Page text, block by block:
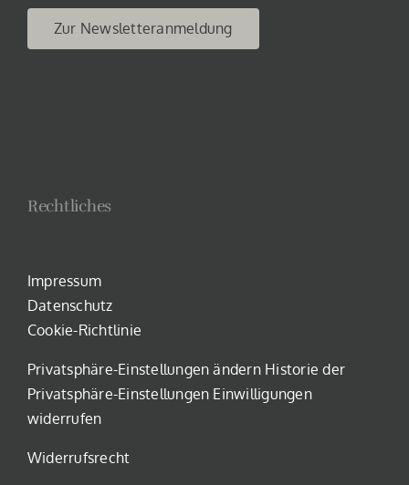
Zur Newsletteranmeldung
Rechtliches
Impressum
Datenschutz
Cookie-Richtlinie
Privatsphäre-Einstellungen ändern Historie der
Privatsphäre-Einstellungen Einwilligungen
widerrufen
Widerrufsrecht